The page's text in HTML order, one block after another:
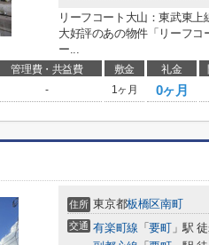
リーフコート大山：東武東
大好評のあの物件「リーフ
ー...
管理費・共益費 敷金 礼金
- 1ヶ月 0ヶ月
住所 東京都板橋区南町
交通 有楽町線 「要町」駅